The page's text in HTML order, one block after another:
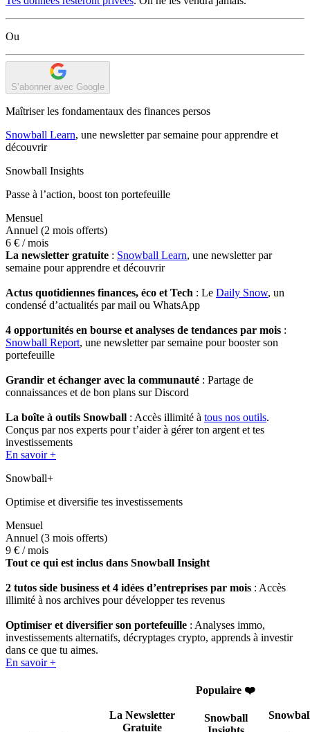
Ou
S’abonner avec Google
Maîtriser les fondamentaux des finances persos
Snowball Learn, une newsletter par semaine pour apprendre et
découvrir
Snowball Insights
Passe à l’action, boost ton portefeuille
Mensuel
Annuel (2 mois offerts)
6 € / mois
La newsletter gratuite : Snowball Learn, une newsletter par
semaine pour apprendre et découvrir
Actus quotidiennes finances, éco et Tech : Le Daily Snow, un
condensé d’actualités par mail ou WhatsApp
4 opportunités en bourse et analyses de tendances par mois :
Snowball Report, une newsletter par semaine pour booster son
portefeuille
Grandir et échanger avec la communauté : Partage de
connaissances et de bon plans sur Discord
La boîte à outils Snowball : Accès illimité à tous nos outils.
Conçus par nos experts pour t’aider à gérer ton argent et tes
investissements
En savoir +
Snowball+
Optimise et diversifie tes investissements
Mensuel
Annuel (3 mois offerts)
9 € / mois
Tout ce qui est inclus dans Snowball Insight
2 tutos side business et 4 idées d’entreprises par mois : Accès
illimité à nos archives pour développer tes revenus
Optimiser et diversifier son portefeuille : Analyses immo,
investissements alternatifs, décryptages crypto, apprends à investir
dans ce que tu aimes.
En savoir +
La Newsletter
Gratuite
Populaire ❤️
Snowball